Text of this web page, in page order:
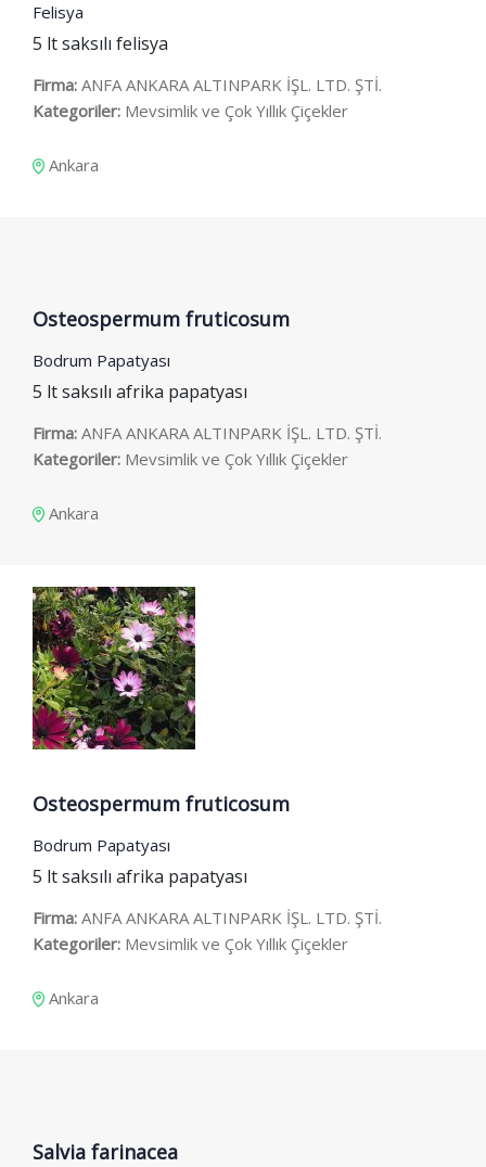
Felisya
5 lt saksılı felisya
Firma: ANFA ANKARA ALTINPARK İŞL. LTD. ŞTİ.
Kategoriler: Mevsimlik ve Çok Yıllık Çiçekler
Ankara
Osteospermum fruticosum
Bodrum Papatyası
5 lt saksılı afrika papatyası
Firma: ANFA ANKARA ALTINPARK İŞL. LTD. ŞTİ.
Kategoriler: Mevsimlik ve Çok Yıllık Çiçekler
Ankara
Osteospermum fruticosum
Bodrum Papatyası
5 lt saksılı afrika papatyası
Firma: ANFA ANKARA ALTINPARK İŞL. LTD. ŞTİ.
Kategoriler: Mevsimlik ve Çok Yıllık Çiçekler
Ankara
Salvia farinacea